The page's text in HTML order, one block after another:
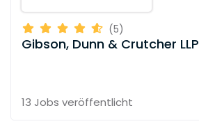
(5)
Gibson, Dunn & Crutcher LLP
13 Jobs veröffentlicht